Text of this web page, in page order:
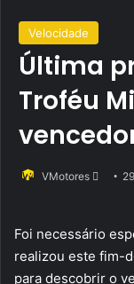
Velocidade
Última
Troféu
VMotores
Send
Foi necessário
realizou este fim-
para descobrir o